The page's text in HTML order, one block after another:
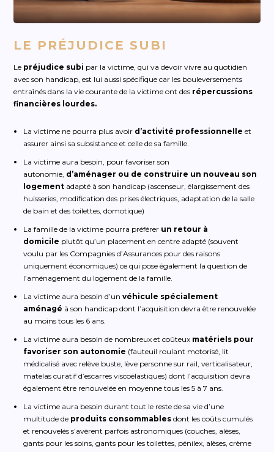
LE PRÉJUDICE SUBI
Le préjudice subi par la victime, qui va devoir vivre au quotidien
avec son handicap, est lui aussi spécifique car les bouleversements
entraînés dans la vie courante de la victime ont des répercussions
financières lourdes.
La victime ne pourra plus avoir d’activité professionnelle et
assurer ainsi sa subsistance et celle de sa famille.
La victime aura besoin, pour favoriser son
autonomie, d’aménager ou de construire un nouveau son
logement adapté à son handicap (ascenseur, élargissement des
huisseries, modification des prises électriques, adaptation de la salle
de bain et des toilettes, domotique)
La famille de la victime pourra préférer un retour à
domicile plutôt qu’un placement en centre adapté (souvent
voulu par les Compagnies d’Assurances pour des raisons
uniquement économiques) ce qui pose également la question de
l’aménagement du logement de la famille.
La victime aura besoin d’un véhicule spécialement
aménagé à son handicap dont l’acquisition devra être renouvelée
au moins tous les 6 ans.
La victime aura besoin de nombreux et coûteux matériels pour
favoriser son autonomie (fauteuil roulant motorisé, lit
médicalisé avec relève buste, lève personne sur rail, verticalisateur,
matelas curatif d’escarres viscoélastiques) dont l’acquisition devra
également être renouvelée en moyenne tous les 5 à 7 ans.
La victime aura besoin durant tout le reste de sa vie d’une
multitude de produits consommables dont les coûts cumulés
et renouvelés s’avèrent parfois astronomiques (couches, alèses,
gants pour les soins, gants pour les toilettes, pénilex, alèses, crème